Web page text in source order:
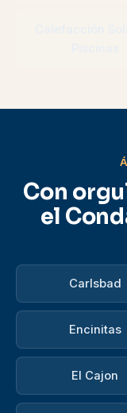
Con
el
Carlsbad
Encinitas
El Cajon